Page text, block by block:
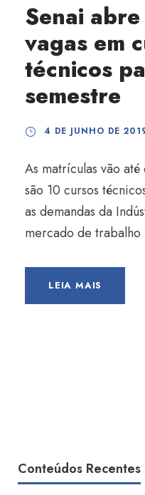
Senai
vagas em
técnicos
semestre
4 DE JUNHO DE
As matrículas vão
são 10 cursos
as demandas da
mercado de trabalho
LEIA MAIS
Conteúdos Recentes